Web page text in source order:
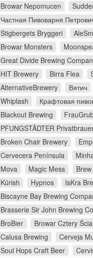
Browar Nepomucen
Частная Пивоварня
Stigbergets Bryggeri
Browar Monsters
Great Divide Brewing
HIT Brewery
Birra Flea
AlternativeBrewery
Вятич
Whiplash
Крафтовая
Blackout Brewing
PFUNGSTÄDTER
Broken Chair Brewery
Cervecera Península
Mova
Magic Mess
Kürish
Hypnos IsKra
Biscayne Bay Brewing
Brasserie Sir John Brewing
BroBier
Browar Cztery
Calusa Brewing
Cerveja
Soul Hops Craft Beer